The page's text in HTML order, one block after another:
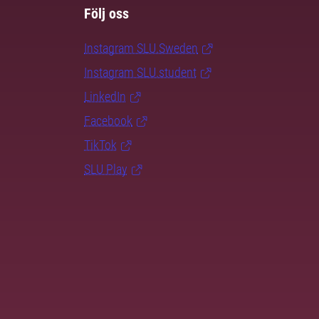
Följ oss
Instagram SLU.Sweden
Instagram SLU.student
LinkedIn
Facebook
TikTok
SLU Play